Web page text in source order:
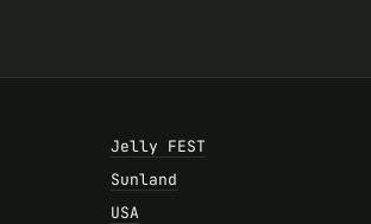
Jelly FEST
Sunland
USA